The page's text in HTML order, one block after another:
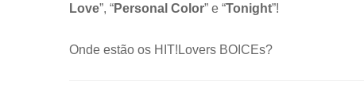
Love”, “Personal Color” e “Tonight”!
Onde estão os HIT!Lovers BOICEs?